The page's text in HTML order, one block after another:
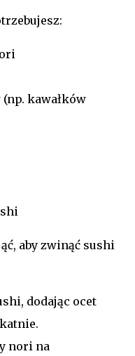
kawałków
aby zwinąć sushi
dodając ocet
nori na